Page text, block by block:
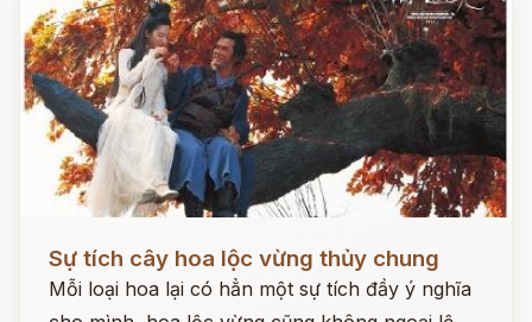
Sự tích cây hoa lộc vừng thủy chung
Mỗi loại hoa lại có hẳn một sự tích đầy ý nghĩa